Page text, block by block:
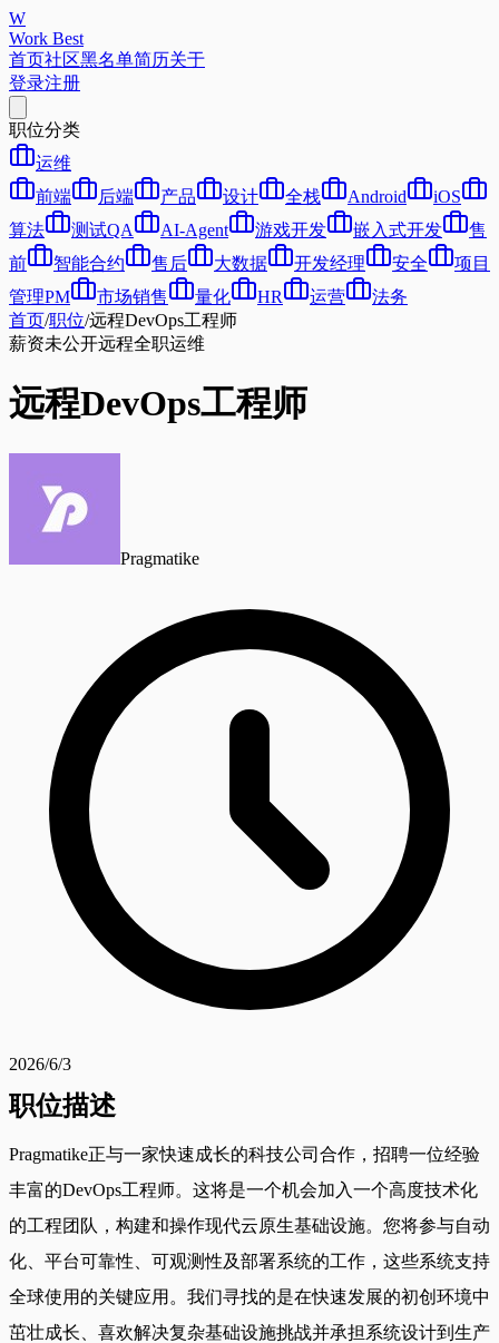
W
Work Best
首页社区黑名单简历关于
登录注册
职位分类
运维
前端
后端 产品 设计 全栈 Android
iOS
算法
测试QA AI-Agent 游戏开发 嵌入式开发
售
前
智能合约 售后 大数据 开发经理 安全
项目
管理PM
市场销售 量化 HR 运营
法务
首页/职位/远程DevOps工程师
薪资未公开远程全职运维
远程DevOps工程师
Pragmatike
2026/6/3
职位描述
Pragmatike正与一家快速成长的科技公司合作，招聘一位经验
丰富的DevOps工程师。这将是一个机会加入一个高度技术化
的工程团队，构建和操作现代云原生基础设施。您将参与自动
化、平台可靠性、可观测性及部署系统的工作，这些系统支持
全球使用的关键应用。我们寻找的是在快速发展的初创环境中
茁壮成长、喜欢解决复杂基础设施挑战并承担系统设计到生产